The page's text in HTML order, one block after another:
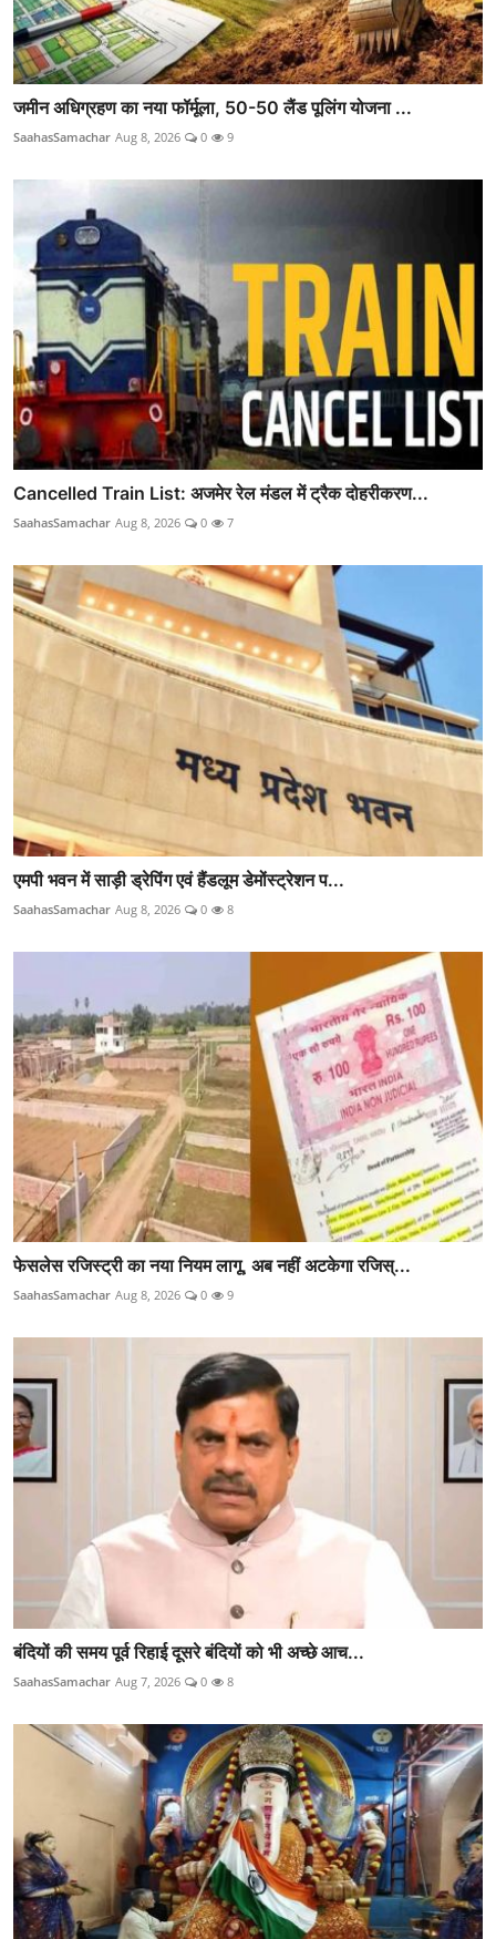
जमीन अधिग्रहण का नया फॉर्मूला, 50-50 लैंड पूलिंग योजना ...
SaahasSamachar Aug 8, 2026 0 9
Cancelled Train List: अजमेर रेल मंडल में ट्रैक दोहरीकरण...
SaahasSamachar Aug 8, 2026 0 7
एमपी भवन में साड़ी ड्रेपिंग एवं हैंडलूम डेमोंस्ट्रेशन प...
SaahasSamachar Aug 8, 2026 0 8
फेसलेस रजिस्ट्री का नया नियम लागू, अब नहीं अटकेगा रजिस्...
SaahasSamachar Aug 8, 2026 0 9
बंदियों की समय पूर्व रिहाई दूसरे बंदियों को भी अच्छे आच...
SaahasSamachar Aug 7, 2026 0 8